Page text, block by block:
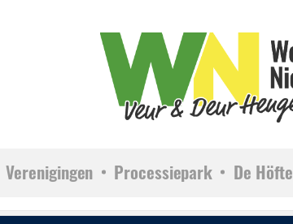
Verenigingen Processiepark De Höfte